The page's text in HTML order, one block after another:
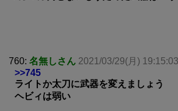
760: 名無しさん 2021/03/29(月)
>>745
ライトか太刀に武器を変えましょう
ヘビィは弱い